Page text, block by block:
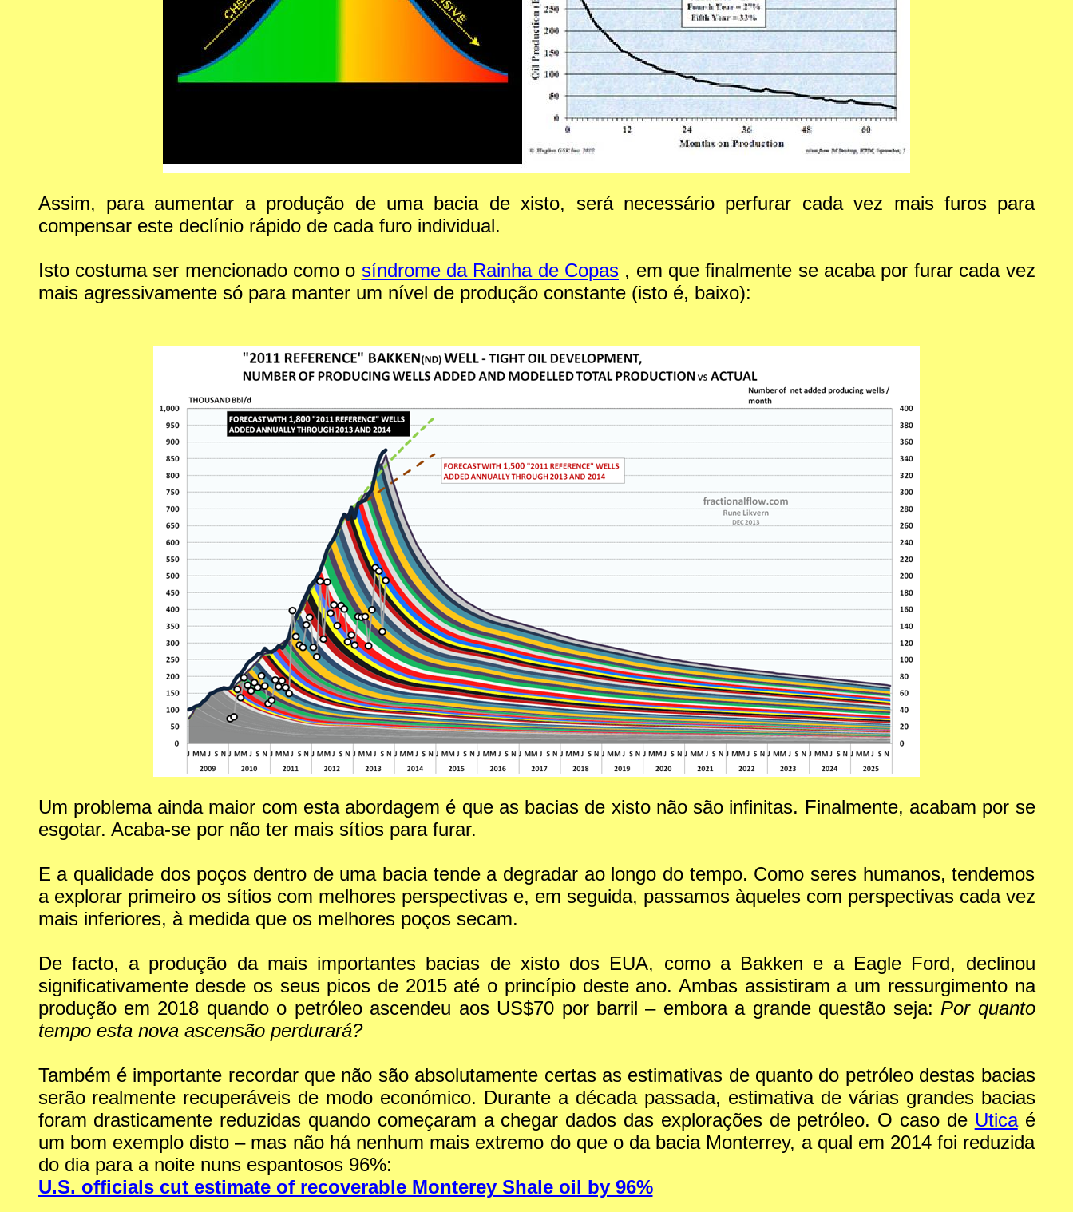
Assim, para aumentar a produção de uma bacia de xisto, será necessário perfurar cada vez mais furos para
compensar este declínio rápido de cada furo individual.
Isto costuma ser mencionado como o síndrome da Rainha de Copas , em que finalmente se acaba por furar cada vez
mais agressivamente só para manter um nível de produção constante (isto é, baixo):
Um problema ainda maior com esta abordagem é que as bacias de xisto não são infinitas. Finalmente, acabam por se
esgotar. Acaba-se por não ter mais sítios para furar.
E a qualidade dos poços dentro de uma bacia tende a degradar ao longo do tempo. Como seres humanos, tendemos
a explorar primeiro os sítios com melhores perspectivas e, em seguida, passamos àqueles com perspectivas cada vez
mais inferiores, à medida que os melhores poços secam.
De facto, a produção da mais importantes bacias de xisto dos EUA, como a Bakken e a Eagle Ford, declinou
significativamente desde os seus picos de 2015 até o princípio deste ano. Ambas assistiram a um ressurgimento na
produção em 2018 quando o petróleo ascendeu aos US$70 por barril – embora a grande questão seja: Por quanto
tempo esta nova ascensão perdurará?
Também é importante recordar que não são absolutamente certas as estimativas de quanto do petróleo destas bacias
serão realmente recuperáveis de modo económico. Durante a década passada, estimativa de várias grandes bacias
foram drasticamente reduzidas quando começaram a chegar dados das explorações de petróleo. O caso de Uticaé
um bom exemplo disto – mas não há nenhum mais extremo do que o da bacia Monterrey, a qual em 2014 foi reduzida
do dia para a noite nuns espantosos 96%:
U.S. officials cut estimate of recoverable Monterey Shale oil by 96%